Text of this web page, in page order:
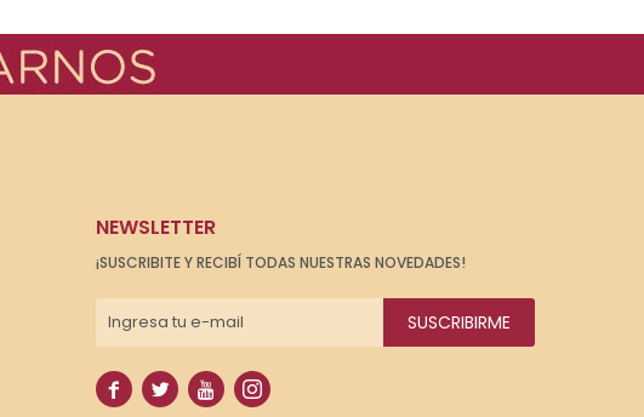
NEWSLETTER
¡SUSCRIBITE Y RECIBÍ TODAS NUESTRAS NOVEDADES!
SUSCRIBIRME
   